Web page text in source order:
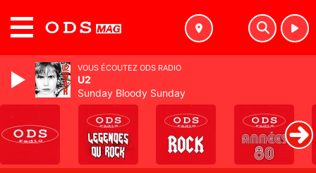
VOUS ÉCOUTEZ ODS RADIO
U2
Sunday Bloody Sunday